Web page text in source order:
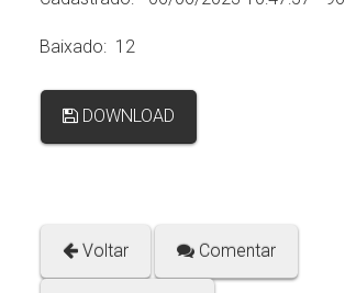
Baixado: 12
DOWNLOAD
Voltar Comentar